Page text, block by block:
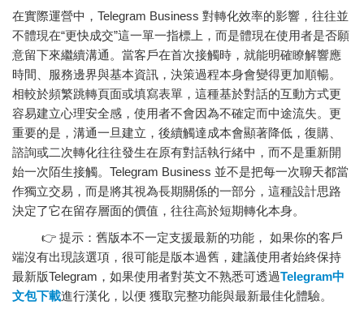
在實際運營中，Telegram Business 對轉化效率的影響，往往並
不體現在“更快成交”這一單一指標上，而是體現在使用者是否願
意留下來繼續溝通。當客戶在首次接觸時，就能明確瞭解響應
時間、服務邊界與基本資訊，決策過程本身會變得更加順暢。
相較於頻繁跳轉頁面或填寫表單，這種基於對話的互動方式更
容易建立心理安全感，使用者不會因為不確定而中途流失。更
重要的是，溝通一旦建立，後續觸達成本會顯著降低，復購、
諮詢或二次轉化往往發生在原有對話執行緒中，而不是重新開
始一次陌生接觸。Telegram Business 並不是把每一次聊天都當
作獨立交易，而是將其視為長期關係的一部分，這種設計思路
決定了它在留存層面的價值，往往高於短期轉化本身。
👉 提示：舊版本不一定支援最新的功能， 如果你的客戶
端沒有出現該選項，很可能是版本過舊，建議使用者始終保持
最新版Telegram，如果使用者對英文不熟悉可透過Telegram中
文包下載進行漢化，以便 獲取完整功能與最新最佳化體驗。